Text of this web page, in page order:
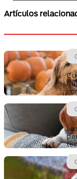
Artículos